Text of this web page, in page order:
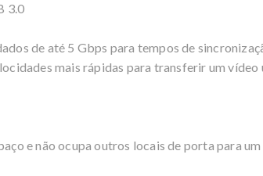
3.0
de até 5 Gbps para tempos de
mais rápidas para transferir um vídeo
e não ocupa outros locais de porta para um